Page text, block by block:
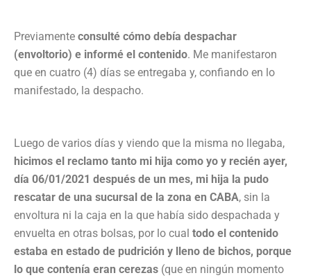
Previamente consulté cómo debía despachar
(envoltorio) e informé el contenido. Me manifestaron
que en cuatro (4) días se entregaba y, confiando en lo
manifestado, la despacho.
Luego de varios días y viendo que la misma no llegaba,
hicimos el reclamo tanto mi hija como yo y recién ayer,
día 06/01/2021 después de un mes, mi hija la pudo
rescatar de una sucursal de la zona en CABA, sin la
envoltura ni la caja en la que había sido despachada y
envuelta en otras bolsas, por lo cual todo el contenido
estaba en estado de pudrición y lleno de bichos, porque
lo que contenía eran cerezas (que en ningún momento